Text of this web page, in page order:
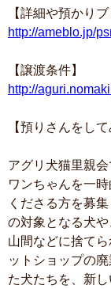
【詳細や預かりブ
http://ameblo.jp/
【譲渡条件】
http://
【預りさんをし
アグリ犬猫里親
ワンちゃんを一
くださる方を募
の対象となる犬
山間などに捨て
ットショップの
た犬たちを、新